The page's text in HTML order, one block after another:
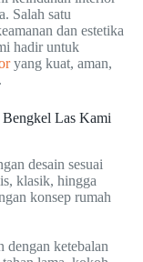
Salah satu
dan estetika
hadir untuk
yang kuat, aman,
Las Kami
desain sesuai
klasik, hingga
konsep rumah
dengan ketebalan